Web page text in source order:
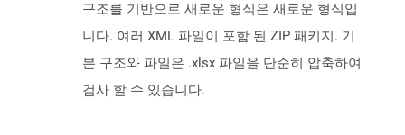
구조를 기반으로 새로운 형식은 새로운 형식입
니다. 여러 XML 파일이 포함 된 ZIP 패키지. 기
본 구조와 파일은 .xlsx 파일을 단순히 압축하여
검사 할 수 있습니다.